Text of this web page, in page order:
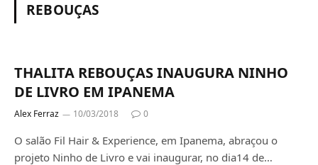
REBOUÇAS
THALITA REBOUÇAS INAUGURA NINHO
DE LIVRO EM IPANEMA
Alex Ferraz 10/03/2018 0
O salão Fil Hair & Experience, em Ipanema, abraçou o
projeto Ninho de Livro e vai inaugurar, no dia14 de…